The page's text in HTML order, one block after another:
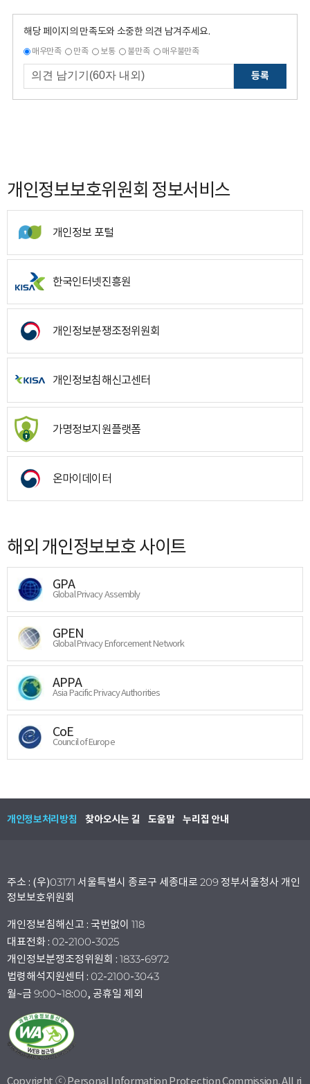
해당 페이지의 만족도와 소중한 의견 남겨주세요.
매우만족 만족 보통 불만족 매우불만족
등록
개인정보보호위원회 정보서비스
개인정보 포털
한국인터넷진흥원
개인정보분쟁조정위원회
개인정보침해신고센터
가명정보지원플랫폼
온마이데이터
해외 개인정보보호 사이트
GPA
Global Privacy Assembly
GPEN
Global Privacy Enforcement Network
APPA
Asia Pacific Privacy Authorities
CoE
Council of Europe
개인정보처리방침 찾아오시는 길 도움말 누리집 안내
주소 : (우)03171 서울특별시 종로구 세종대로 209 정부서울청사 개인
정보보호위원회
개인정보침해신고 : 국번없이 118
대표전화 : 02-2100-3025
개인정보분쟁조정위원회 : 1833-6972
법령해석지원센터 : 02-2100-3043
월~금 9:00~18:00, 공휴일 제외
Copyright ⓒ Personal Information Protection Commission. All ri